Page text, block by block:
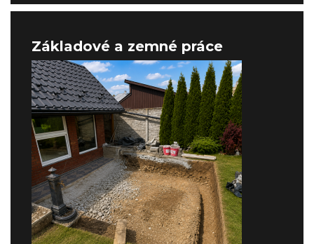
Základové a zemné práce